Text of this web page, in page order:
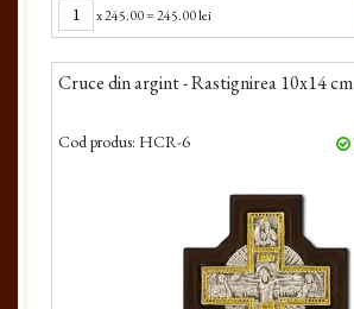
x245.00=245.00 lei
Cruce din argint - Rastignirea 10x14 cm
Cod produs: HCR-6